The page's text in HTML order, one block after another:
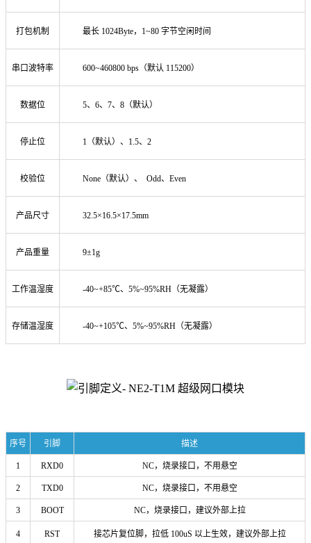
打包机制 最长 1024Byte，1~80 字节空闲时间
串口波特率 600~460800 bps（默认 115200）
数据位 5、6、7、8（默认）
停止位 1（默认）、1.5、2
校验位 None（默认）、 Odd、Even
产品尺寸 32.5×16.5×17.5mm
产品重量 9±1g
工作温湿度 -40~+85℃、5%~95%RH（无凝露）
存储温湿度 -40~+105℃、5%~95%RH（无凝露）
序号 引脚 描述
1 RXD0 NC，烧录接口，不用悬空
2 TXD0 NC，烧录接口，不用悬空
3 BOOT NC，烧录接口，建议外部上拉
4 RST 接芯片复位脚，拉低 100uS 以上生效，建议外部上拉